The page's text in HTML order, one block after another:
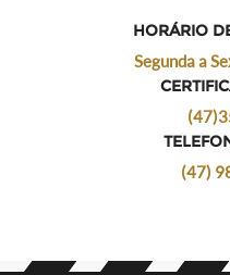
HORÁRIO
Segunda a
(47)